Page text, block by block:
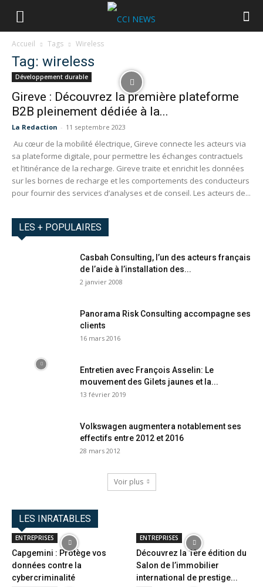
Accueil Tags Wireless
Tag: wireless
Développement durable
Gireve : Découvrez la première plateforme
B2B pleinement dédiée à la...
La Redaction - 11 septembre 2023
Au cœur de la mobilité électrique, Gireve connecte les acteurs via
sa plateforme digitale, pour permettre les échanges contractuels
et l’itinérance de la recharge. Gireve traite et enrichit les données
sur les bornes de recharge et les comportements des conducteurs
pour fournir des services d’analyses et de conseil. Les acteurs de...
LES + POPULAIRES
Casbah Consulting, l’un des acteurs français
de l’aide à l’installation des...
2 janvier 2008
Panorama Risk Consulting accompagne ses
clients
16 mars 2016
Entretien avec François Asselin: Le
mouvement des Gilets jaunes et la...
13 février 2019
Volkswagen augmentera notablement ses
effectifs entre 2012 et 2016
28 mars 2012
Voir plus
LES INRATABLES
ENTREPRISES
Capgemini : Protège vos
données contre la
cybercriminalité
ENTREPRISES
Découvrez la 1ère édition du
Salon de l’immobilier
international de prestige...